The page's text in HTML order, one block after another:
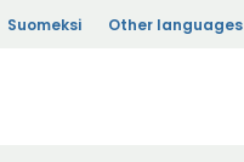
Suomeksi Other languages